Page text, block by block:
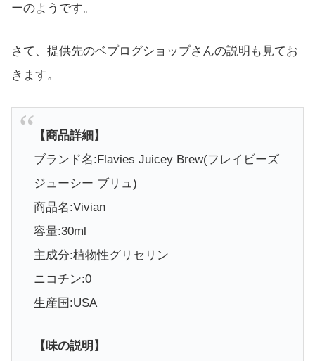
ーのようです。
さて、提供先のベプログショップさんの説明も見てお
きます。
【商品詳細】
ブランド名:Flavies Juicey Brew(フレイビーズ
ジューシー ブリュ)
商品名:Vivian
容量:30ml
主成分:植物性グリセリン
ニコチン:0
生産国:USA
【味の説明】